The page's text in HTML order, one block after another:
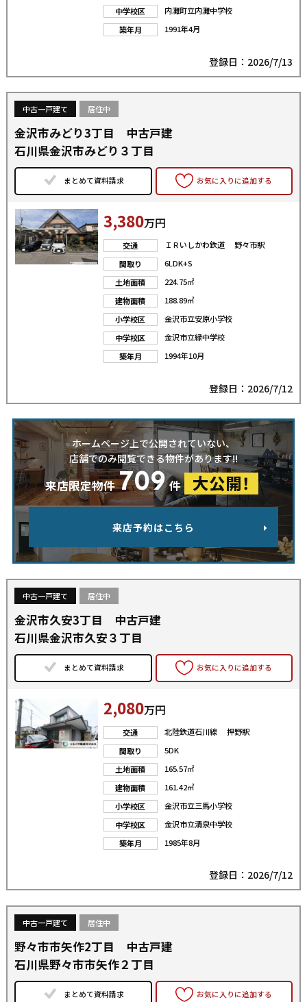
中学校区
内灘町立内灘中学校
築年月
1991年4月
登録日：2026/7/13
中古一戸建て 居住中
金沢市みどり3丁目 中古戸建
石川県金沢市みどり３丁目
まとめて資料請求 お気に入りに追加する
3,380万円
交通
ＩＲいしかわ鉄道 野々市駅
間取り
6LDK+S
土地面積
224.75㎡
建物面積
188.89㎡
小学校区
金沢市立安原小学校
中学校区
金沢市立緑中学校
築年月
1994年10月
登録日：2026/7/12
ホームページ上で公開されていない、
店舗でのみ閲覧できる物件があります!!
来店限定物件 709 件 大公開！
来店予約はこちら
中古一戸建て 居住中
金沢市久安3丁目 中古戸建
石川県金沢市久安３丁目
まとめて資料請求 お気に入りに追加する
2,080万円
交通
北陸鉄道石川線 押野駅
間取り
5DK
土地面積
165.57㎡
建物面積
161.42㎡
小学校区
金沢市立三馬小学校
中学校区
金沢市立清泉中学校
築年月
1985年8月
登録日：2026/7/12
中古一戸建て 居住中
野々市市矢作2丁目 中古戸建
石川県野々市市矢作２丁目
まとめて資料請求 お気に入りに追加する